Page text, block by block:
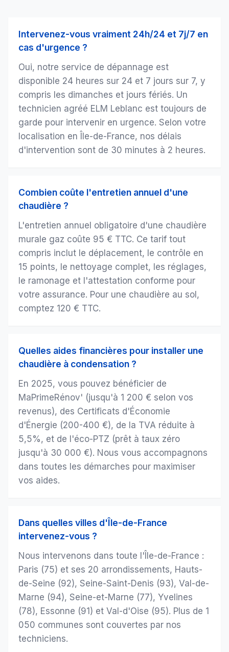
Intervenez-vous vraiment 24h/24 et 7j/7 en
cas d'urgence ?
Oui, notre service de dépannage est
disponible 24 heures sur 24 et 7 jours sur 7, y
compris les dimanches et jours fériés. Un
technicien agréé ELM Leblanc est toujours de
garde pour intervenir en urgence. Selon votre
localisation en Île-de-France, nos délais
d'intervention sont de 30 minutes à 2 heures.
Combien coûte l'entretien annuel d'une
chaudière ?
L'entretien annuel obligatoire d'une chaudière
murale gaz coûte 95 € TTC. Ce tarif tout
compris inclut le déplacement, le contrôle en
15 points, le nettoyage complet, les réglages,
le ramonage et l'attestation conforme pour
votre assurance. Pour une chaudière au sol,
comptez 120 € TTC.
Quelles aides financières pour installer une
chaudière à condensation ?
En 2025, vous pouvez bénéficier de
MaPrimeRénov' (jusqu'à 1 200 € selon vos
revenus), des Certificats d'Économie
d'Énergie (200-400 €), de la TVA réduite à
5,5%, et de l'éco-PTZ (prêt à taux zéro
jusqu'à 30 000 €). Nous vous accompagnons
dans toutes les démarches pour maximiser
vos aides.
Dans quelles villes d'Île-de-France
intervenez-vous ?
Nous intervenons dans toute l'Île-de-France :
Paris (75) et ses 20 arrondissements, Hauts-
de-Seine (92), Seine-Saint-Denis (93), Val-de-
Marne (94), Seine-et-Marne (77), Yvelines
(78), Essonne (91) et Val-d'Oise (95). Plus de 1
050 communes sont couvertes par nos
techniciens.